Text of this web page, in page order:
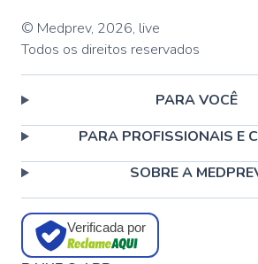
© Medprev, 2026, live
Todos os direitos reservados
PARA VOCÊ
PARA PROFISSIONAIS E
SOBRE A
Verificada por